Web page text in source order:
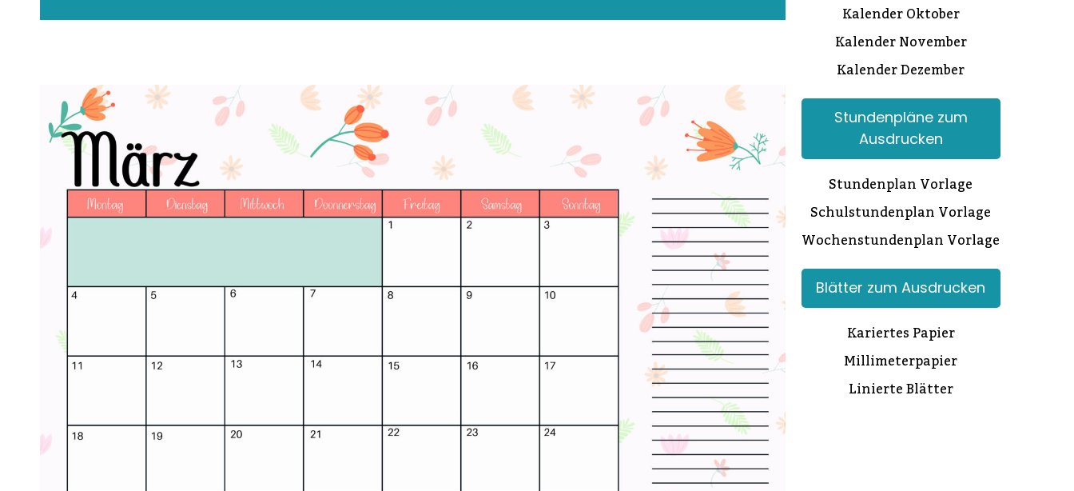
Kalender Oktober
Kalender November
Kalender Dezember
Stundenpläne zum
Ausdrucken
Stundenplan Vorlage
Schulstundenplan Vorlage
Wochenstundenplan Vorlage
Blätter zum Ausdrucken
Kariertes Papier
Millimeterpapier
Linierte Blätter